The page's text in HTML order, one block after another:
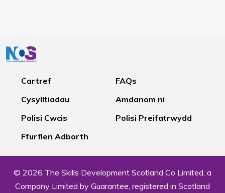
Cartref
FAQs
Cysylltiadau
Amdanom ni
Polisi Cwcis
Polisi Preifatrwydd
Ffurflen Adborth
© 2026 The Skills Development Scotland Co Limited, a
Company Limited by Guarantee, registered in Scotland